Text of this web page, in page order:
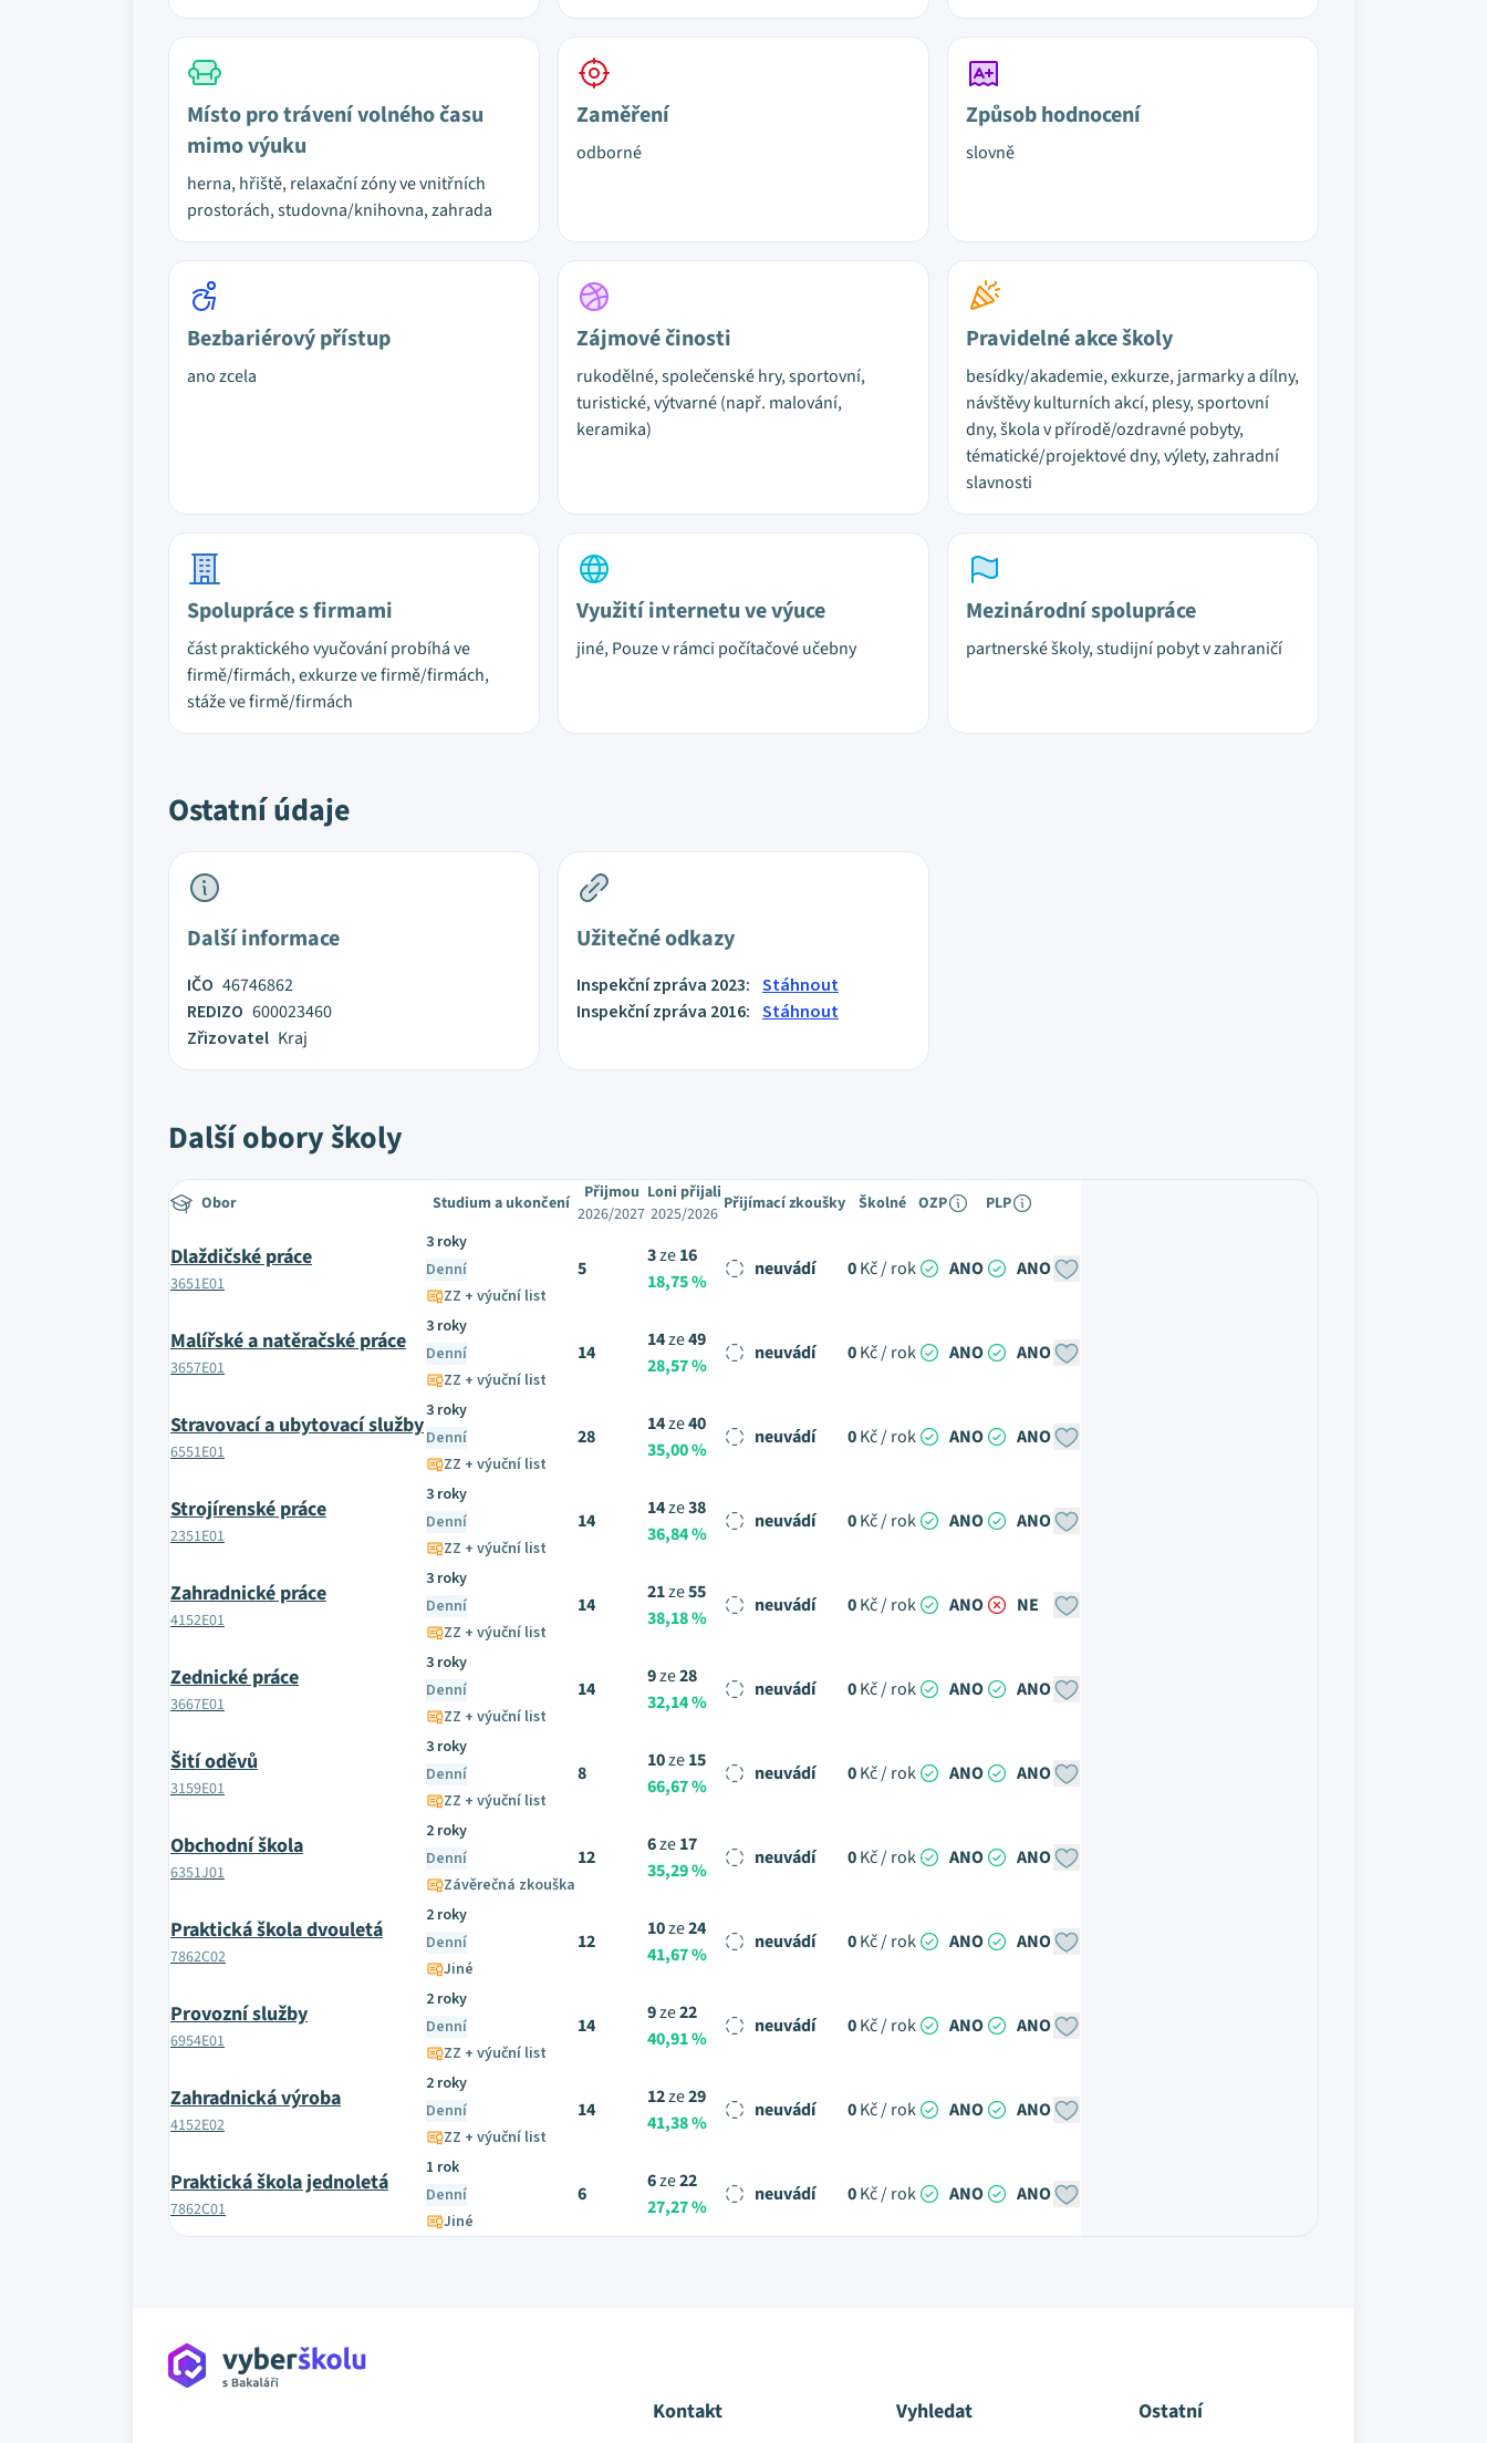
Místo pro trávení volného času
mimo výuku
herna, hřiště, relaxační zóny ve vnitřních
prostorách, studovna/knihovna, zahrada
Zaměření
odborné
Způsob hodnocení
slovně
Bezbariérový přístup
ano zcela
Zájmové činosti
rukodělné, společenské hry, sportovní,
turistické, výtvarné (např. malování,
keramika)
Pravidelné akce školy
besídky/akademie, exkurze, jarmarky a dílny,
návštěvy kulturních akcí, plesy, sportovní
dny, škola v přírodě/ozdravné pobyty,
tématické/projektové dny, výlety, zahradní
slavnosti
Spolupráce s firmami
část praktického vyučování probíhá ve
firmě/firmách, exkurze ve firmě/firmách,
stáže ve firmě/firmách
Využití internetu ve výuce
jiné, Pouze v rámci počítačové učebny
Mezinárodní spolupráce
partnerské školy, studijní pobyt v zahraničí
Ostatní údaje
Další informace
IČO 46746862
REDIZO 600023460
Zřizovatel Kraj
Užitečné odkazy
Inspekční zpráva 2023: Stáhnout
Inspekční zpráva 2016: Stáhnout
Další obory školy
Obor Studium a ukončení
Přijmou
2026/2027
Loni přijali
2025/2026 Přijímací zkoušky Školné OZP PLP
Dlaždičské práce
3651E01
3 roky
Denní
ZZ + výuční list
5
3ze16
18,75 %
neuvádí 0Kč / rok ANO ANO
Malířské a natěračské práce
3657E01
3 roky
Denní
ZZ + výuční list
14
14ze49
28,57 %
neuvádí 0Kč / rok ANO ANO
Stravovací a ubytovací služby
6551E01
3 roky
Denní
ZZ + výuční list
28
14ze40
35,00 %
neuvádí 0Kč / rok ANO ANO
Strojírenské práce
2351E01
3 roky
Denní
ZZ + výuční list
14
14ze38
36,84 %
neuvádí 0Kč / rok ANO ANO
Zahradnické práce
4152E01
3 roky
Denní
ZZ + výuční list
14
21ze55
38,18 %
neuvádí 0Kč / rok ANO NE
Zednické práce
3667E01
3 roky
Denní
ZZ + výuční list
14
9ze28
32,14 %
neuvádí 0Kč / rok ANO ANO
Šití oděvů
3159E01
3 roky
Denní
ZZ + výuční list
8
10ze15
66,67 %
neuvádí 0Kč / rok ANO ANO
Obchodní škola
6351J01
2 roky
Denní
Závěrečná zkouška
12
6ze17
35,29 %
neuvádí 0Kč / rok ANO ANO
Praktická škola dvouletá
7862C02
2 roky
Denní
Jiné
12
10ze24
41,67 %
neuvádí 0Kč / rok ANO ANO
Provozní služby
6954E01
2 roky
Denní
ZZ + výuční list
14
9ze22
40,91 %
neuvádí 0Kč / rok ANO ANO
Zahradnická výroba
4152E02
2 roky
Denní
ZZ + výuční list
14
12ze29
41,38 %
neuvádí 0Kč / rok ANO ANO
Praktická škola jednoletá
7862C01
1 rok
Denní
Jiné
6
6ze22
27,27 %
neuvádí 0Kč / rok ANO ANO
Kontakt Vyhledat Ostatní